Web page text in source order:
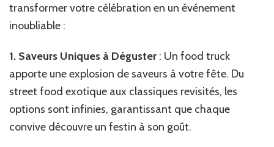
transformer votre célébration en un événement
inoubliable :
1. Saveurs Uniques à Déguster : Un food truck
apporte une explosion de saveurs à votre fête. Du
street food exotique aux classiques revisités, les
options sont infinies, garantissant que chaque
convive découvre un festin à son goût.